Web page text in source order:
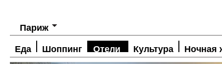
Париж
Еда Шоппинг Отели Культура Ночная